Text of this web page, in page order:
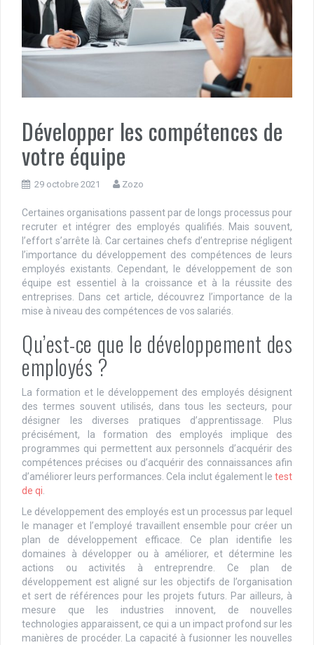
Développer les compétences de
votre équipe
29 octobre 2021 Zozo
Certaines organisations passent par de longs processus pour
recruter et intégrer des employés qualifiés. Mais souvent,
l’effort s’arrête là. Car certaines chefs d’entreprise négligent
l’importance du développement des compétences de leurs
employés existants. Cependant, le développement de son
équipe est essentiel à la croissance et à la réussite des
entreprises. Dans cet article, découvrez l’importance de la
mise à niveau des compétences de vos salariés.
Qu’est-ce que le développement des
employés ?
La formation et le développement des employés désignent
des termes souvent utilisés, dans tous les secteurs, pour
désigner les diverses pratiques d’apprentissage. Plus
précisément, la formation des employés implique des
programmes qui permettent aux personnels d’acquérir des
compétences précises ou d’acquérir des connaissances afin
d’améliorer leurs performances. Cela inclut également le test
de qi.
Le développement des employés est un processus par lequel
le manager et l’employé travaillent ensemble pour créer un
plan de développement efficace. Ce plan identifie les
domaines à développer ou à améliorer, et détermine les
actions ou activités à entreprendre. Ce plan de
développement est aligné sur les objectifs de l’organisation
et sert de références pour les projets futurs. Par ailleurs, à
mesure que les industries innovent, de nouvelles
technologies apparaissent, ce qui a un impact profond sur les
manières de procéder. La capacité à fusionner les nouvelles